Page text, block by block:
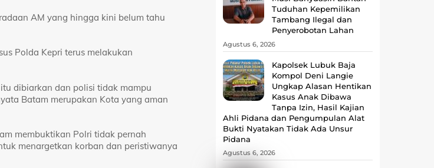
AM yang hingga kini belum tahu
Polda Kepri terus melakukan
dibiarkan dan polisi tidak mampu
Batam merupakan Kota yang aman
membuktikan Polri tidak pernah
menargetkan korban dan peristiwanya
Tuduhan Kepemilikan
Tambang Ilegal dan
Penyerobotan Lahan
Agustus 6, 2026
Kapolsek Lubuk Baja
Kompol Deni Langie
Ungkap Alasan Hentikan
Kasus Anak Dibawa
Tanpa Izin, Hasil Kajian
Ahli Pidana dan Pengumpulan Alat
Bukti Nyatakan Tidak Ada Unsur
Pidana
Agustus 6, 2026